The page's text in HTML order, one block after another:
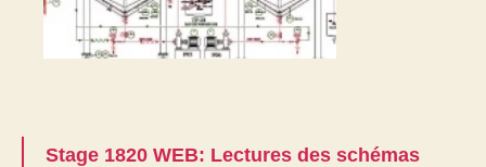
Stage 1820 WEB: Lectures des schémas